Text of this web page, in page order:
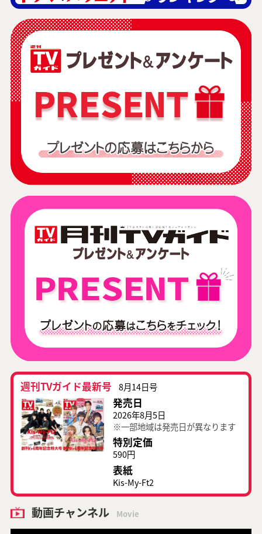
週刊TVガイド最新号 8月14日号
発売日
2026年8月5日
※一部地域は発売日が異なります
特別定価
590円
表紙
Kis-My-Ft2
動画チャンネル Movie